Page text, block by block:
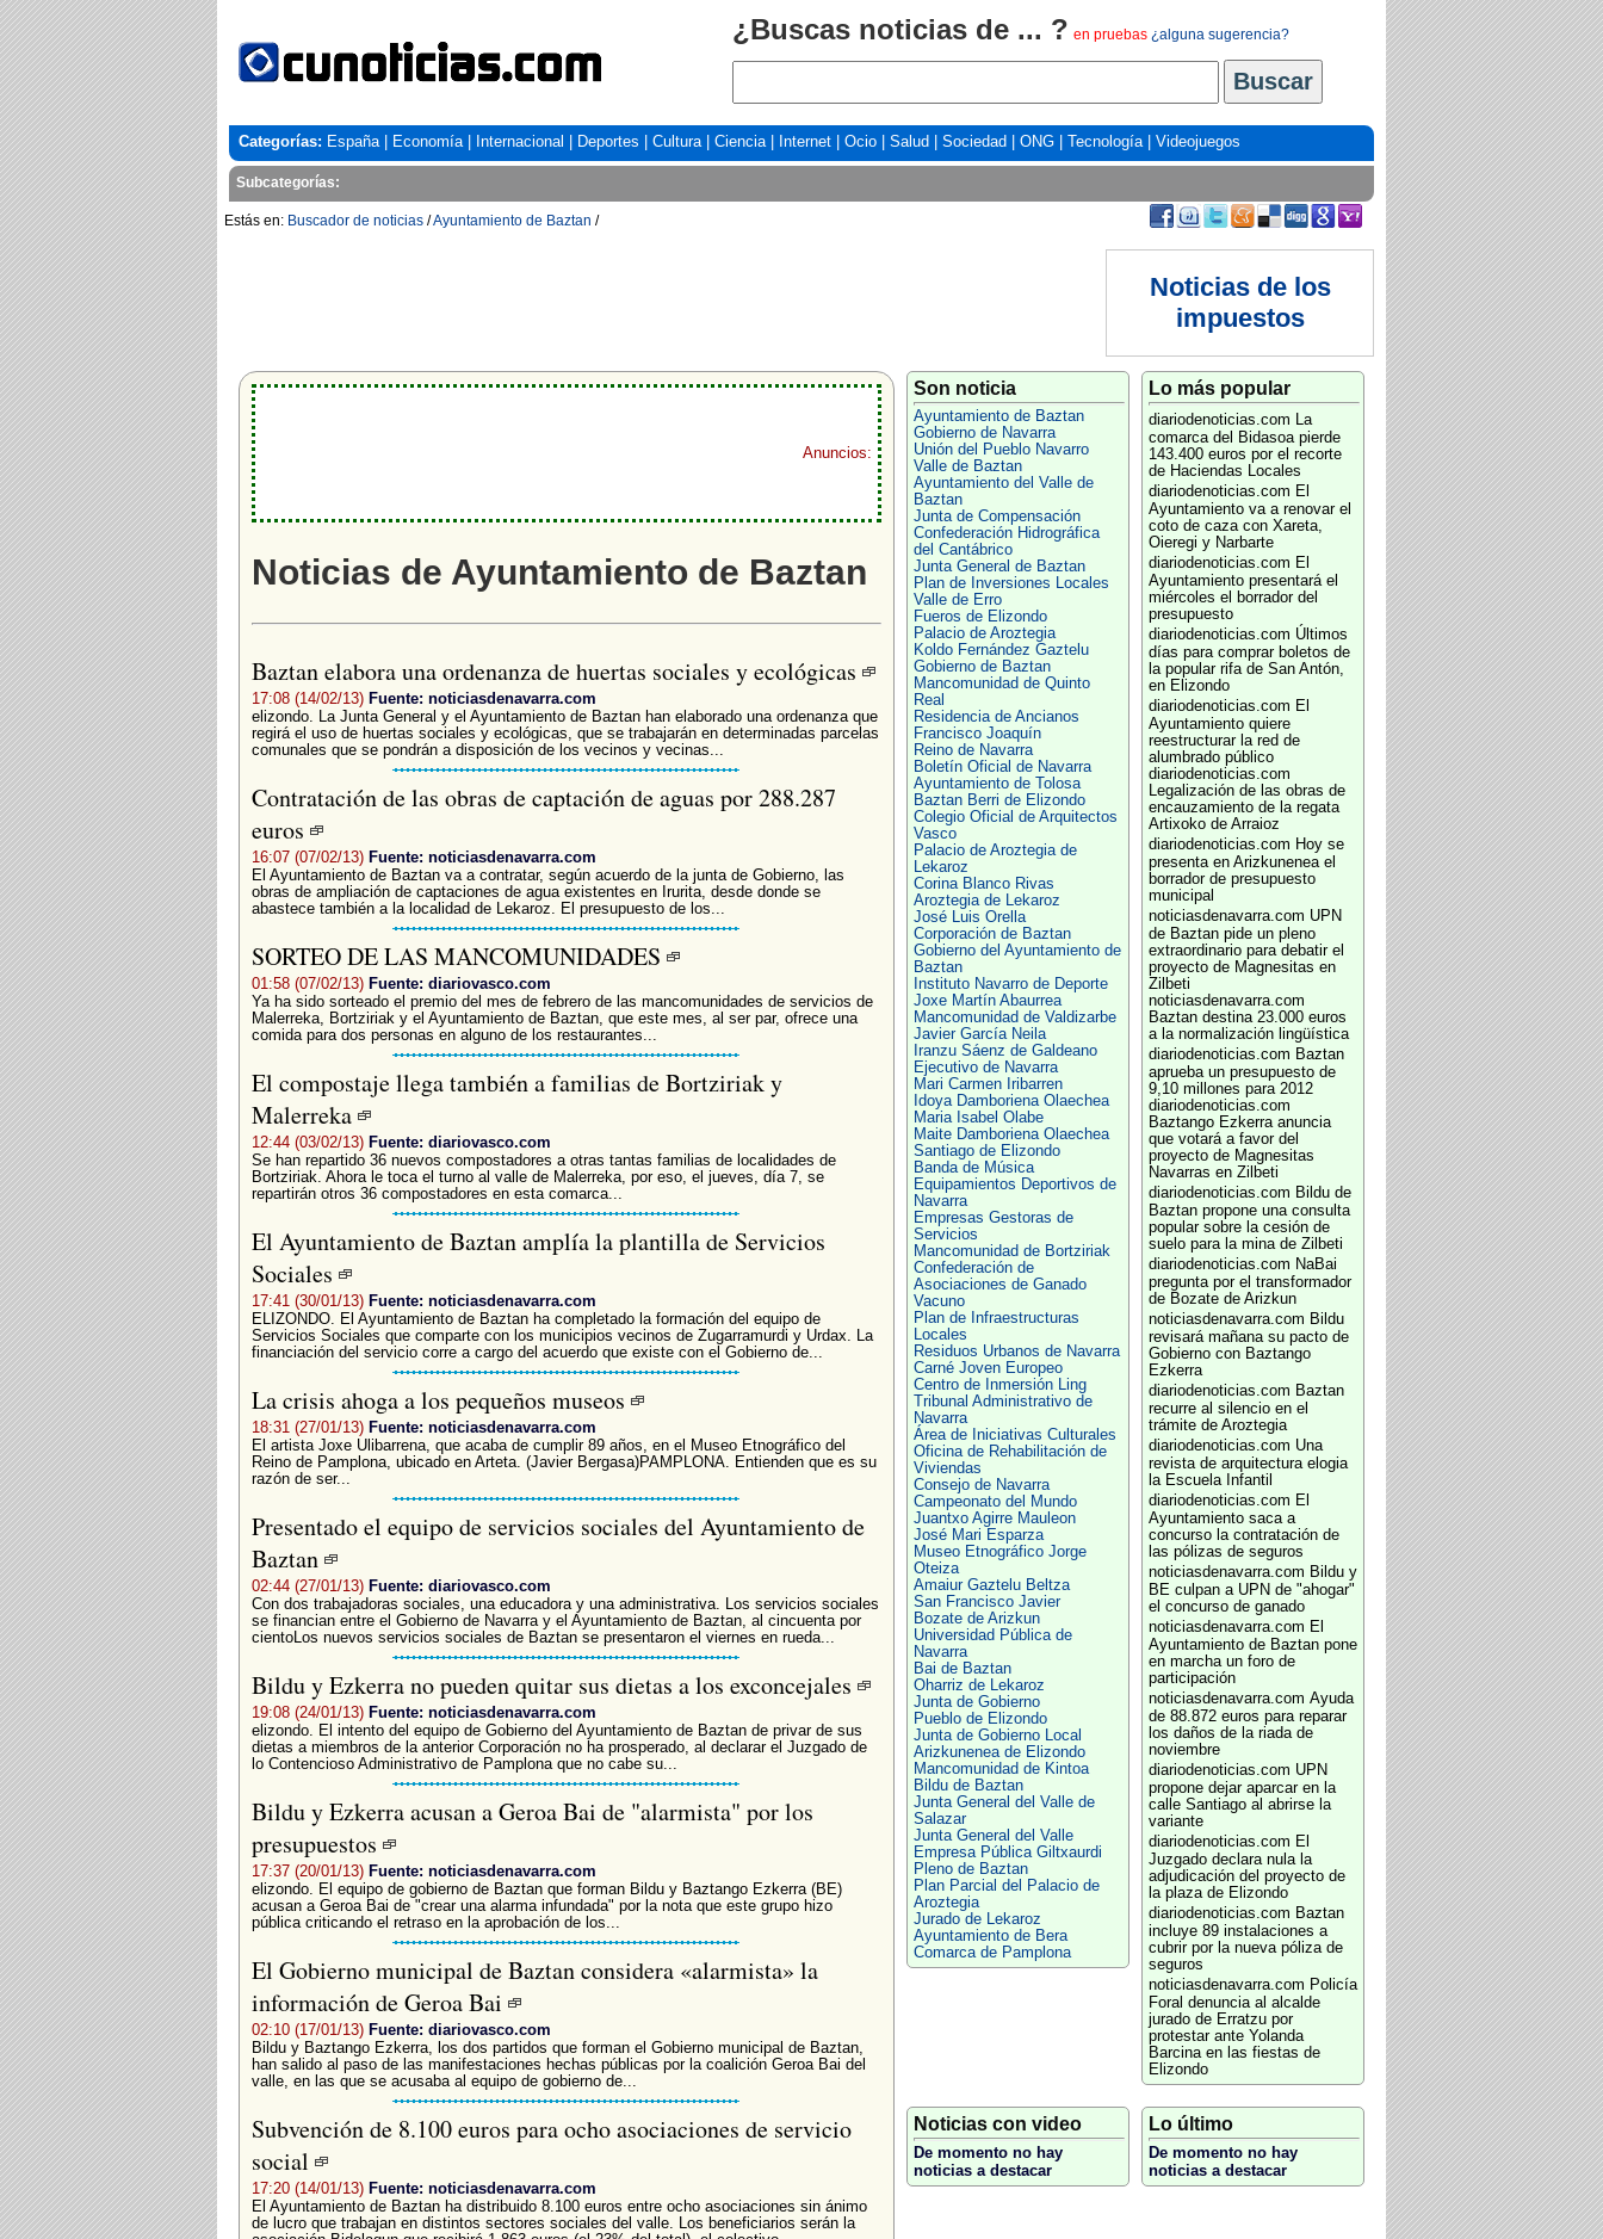
¿Buscas noticias de ... ? en pruebas ¿alguna sugerencia?
Categorías: España| Economía| Internacional Deportes Cultura| Ciencia| Internet Ocio Salud Sociedad ONG Tecnología| Videojuegos
Subcategorías:
Estás en: Buscador de noticias /Ayuntamiento de Baztan /
Noticias de los
impuestos
Anuncios:
Noticias de Ayuntamiento de Baztan
Baztan elabora una ordenanza de huertas sociales y ecológicas
17:08 (14/02/13) Fuente: noticiasdenavarra.com
elizondo. La Junta General y el Ayuntamiento de Baztan han elaborado una ordenanza que
regirá el uso de huertas sociales y ecológicas, que se trabajarán en determinadas parcelas
comunales que se pondrán a disposición de los vecinos y vecinas...
Contratación de las obras de captación de aguas por 288.287
euros
16:07 (07/02/13) Fuente: noticiasdenavarra.com
El Ayuntamiento de Baztan va a contratar, según acuerdo de la junta de Gobierno, las
obras de ampliación de captaciones de agua existentes en Irurita, desde donde se
abastece también a la localidad de Lekaroz. El presupuesto de los...
SORTEO DE LAS MANCOMUNIDADES
01:58 (07/02/13) Fuente: diariovasco.com
Ya ha sido sorteado el premio del mes de febrero de las mancomunidades de servicios de
Malerreka, Bortziriak y el Ayuntamiento de Baztan, que este mes, al ser par, ofrece una
comida para dos personas en alguno de los restaurantes...
El compostaje llega también a familias de Bortziriak y
Malerreka
12:44 (03/02/13) Fuente: diariovasco.com
Se han repartido 36 nuevos compostadores a otras tantas familias de localidades de
Bortziriak. Ahora le toca el turno al valle de Malerreka, por eso, el jueves, día 7, se
repartirán otros 36 compostadores en esta comarca...
El Ayuntamiento de Baztan amplía la plantilla de Servicios
Sociales
17:41 (30/01/13) Fuente: noticiasdenavarra.com
ELIZONDO. El Ayuntamiento de Baztan ha completado la formación del equipo de
Servicios Sociales que comparte con los municipios vecinos de Zugarramurdi y Urdax. La
financiación del servicio corre a cargo del acuerdo que existe con el Gobierno de...
La crisis ahoga a los pequeños museos
18:31 (27/01/13) Fuente: noticiasdenavarra.com
El artista Joxe Ulibarrena, que acaba de cumplir 89 años, en el Museo Etnográfico del
Reino de Pamplona, ubicado en Arteta. (Javier Bergasa)PAMPLONA. Entienden que es su
razón de ser...
Presentado el equipo de servicios sociales del Ayuntamiento de
Baztan
02:44 (27/01/13) Fuente: diariovasco.com
Con dos trabajadoras sociales, una educadora y una administrativa. Los servicios sociales
se financian entre el Gobierno de Navarra y el Ayuntamiento de Baztan, al cincuenta por
cientoLos nuevos servicios sociales de Baztan se presentaron el viernes en rueda...
Bildu y Ezkerra no pueden quitar sus dietas a los exconcejales
19:08 (24/01/13) Fuente: noticiasdenavarra.com
elizondo. El intento del equipo de Gobierno del Ayuntamiento de Baztan de privar de sus
dietas a miembros de la anterior Corporación no ha prosperado, al declarar el Juzgado de
lo Contencioso Administrativo de Pamplona que no cabe su...
Bildu y Ezkerra acusan a Geroa Bai de "alarmista" por los
presupuestos
17:37 (20/01/13) Fuente: noticiasdenavarra.com
elizondo. El equipo de gobierno de Baztan que forman Bildu y Baztango Ezkerra (BE)
acusan a Geroa Bai de "crear una alarma infundada" por la nota que este grupo hizo
pública criticando el retraso en la aprobación de los...
El Gobierno municipal de Baztan considera «alarmista» la
información de Geroa Bai
02:10 (17/01/13) Fuente: diariovasco.com
Bildu y Baztango Ezkerra, los dos partidos que forman el Gobierno municipal de Baztan,
han salido al paso de las manifestaciones hechas públicas por la coalición Geroa Bai del
valle, en las que se acusaba al equipo de gobierno de...
Subvención de 8.100 euros para ocho asociaciones de servicio
social
17:20 (14/01/13) Fuente: noticiasdenavarra.com
El Ayuntamiento de Baztan ha distribuido 8.100 euros entre ocho asociaciones sin ánimo
de lucro que trabajan en distintos sectores sociales del valle. Los beneficiarios serán la
Son noticia
Ayuntamiento de Baztan
Gobierno de Navarra
Unión del Pueblo Navarro
Valle de Baztan
Ayuntamiento del Valle de
Baztan
Junta de Compensación
Confederación Hidrográfica
del Cantábrico
Junta General de Baztan
Plan de Inversiones Locales
Valle de Erro
Fueros de Elizondo
Palacio de Aroztegia
Koldo Fernández Gaztelu
Gobierno de Baztan
Mancomunidad de Quinto
Real
Residencia de Ancianos
Francisco Joaquín
Reino de Navarra
Boletín Oficial de Navarra
Ayuntamiento de Tolosa
Baztan Berri de Elizondo
Colegio Oficial de Arquitectos
Vasco
Palacio de Aroztegia de
Lekaroz
Corina Blanco Rivas
Aroztegia de Lekaroz
José Luis Orella
Corporación de Baztan
Gobierno del Ayuntamiento de
Baztan
Instituto Navarro de Deporte
Joxe Martín Abaurrea
Mancomunidad de Valdizarbe
Javier García Neila
Iranzu Sáenz de Galdeano
Ejecutivo de Navarra
Mari Carmen Iribarren
Idoya Damboriena Olaechea
Maria Isabel Olabe
Maite Damboriena Olaechea
Santiago de Elizondo
Banda de Música
Equipamientos Deportivos de
Navarra
Empresas Gestoras de
Servicios
Mancomunidad de Bortziriak
Confederación de
Asociaciones de Ganado
Vacuno
Plan de Infraestructuras
Locales
Residuos Urbanos de Navarra
Carné Joven Europeo
Centro de Inmersión Ling
Tribunal Administrativo de
Navarra
Área de Iniciativas Culturales
Oficina de Rehabilitación de
Viviendas
Consejo de Navarra
Campeonato del Mundo
Juantxo Agirre Mauleon
José Mari Esparza
Museo Etnográfico Jorge
Oteiza
Amaiur Gaztelu Beltza
San Francisco Javier
Bozate de Arizkun
Universidad Pública de
Navarra
Bai de Baztan
Oharriz de Lekaroz
Junta de Gobierno
Pueblo de Elizondo
Junta de Gobierno Local
Arizkunenea de Elizondo
Mancomunidad de Kintoa
Bildu de Baztan
Junta General del Valle de
Salazar
Junta General del Valle
Empresa Pública Giltxaurdi
Pleno de Baztan
Plan Parcial del Palacio de
Aroztegia
Jurado de Lekaroz
Ayuntamiento de Bera
Comarca de Pamplona
Lo más popular
diariodenoticias.com La
comarca del Bidasoa pierde
143.400 euros por el recorte
de Haciendas Locales
diariodenoticias.com El
Ayuntamiento va a renovar el
coto de caza con Xareta,
Oieregi y Narbarte
diariodenoticias.com El
Ayuntamiento presentará el
miércoles el borrador del
presupuesto
diariodenoticias.com Últimos
días para comprar boletos de
la popular rifa de San Antón,
en Elizondo
diariodenoticias.com El
Ayuntamiento quiere
reestructurar la red de
alumbrado público
diariodenoticias.com
Legalización de las obras de
encauzamiento de la regata
Artixoko de Arraioz
diariodenoticias.com Hoy se
presenta en Arizkunenea el
borrador de presupuesto
municipal
noticiasdenavarra.com UPN
de Baztan pide un pleno
extraordinario para debatir el
proyecto de Magnesitas en
Zilbeti
noticiasdenavarra.com
Baztan destina 23.000 euros
a la normalización lingüística
diariodenoticias.com Baztan
aprueba un presupuesto de
9,10 millones para 2012
diariodenoticias.com
Baztango Ezkerra anuncia
que votará a favor del
proyecto de Magnesitas
Navarras en Zilbeti
diariodenoticias.com Bildu de
Baztan propone una consulta
popular sobre la cesión de
suelo para la mina de Zilbeti
diariodenoticias.com NaBai
pregunta por el transformador
de Bozate de Arizkun
noticiasdenavarra.com Bildu
revisará mañana su pacto de
Gobierno con Baztango
Ezkerra
diariodenoticias.com Baztan
recurre al silencio en el
trámite de Aroztegia
diariodenoticias.com Una
revista de arquitectura elogia
la Escuela Infantil
diariodenoticias.com El
Ayuntamiento saca a
concurso la contratación de
las pólizas de seguros
noticiasdenavarra.com Bildu y
BE culpan a UPN de "ahogar"
el concurso de ganado
noticiasdenavarra.com El
Ayuntamiento de Baztan pone
en marcha un foro de
participación
noticiasdenavarra.com Ayuda
de 88.872 euros para reparar
los daños de la riada de
noviembre
diariodenoticias.com UPN
propone dejar aparcar en la
calle Santiago al abrirse la
variante
diariodenoticias.com El
Juzgado declara nula la
adjudicación del proyecto de
la plaza de Elizondo
diariodenoticias.com Baztan
incluye 89 instalaciones a
cubrir por la nueva póliza de
seguros
noticiasdenavarra.com Policía
Foral denuncia al alcalde
jurado de Erratzu por
protestar ante Yolanda
Barcina en las fiestas de
Elizondo
Noticias con video
De momento no hay
noticias a destacar
Lo último
De momento no hay
noticias a destacar